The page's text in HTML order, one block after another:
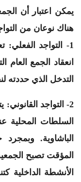
يمكن اعتبار أن
هناك نوعان من
1- التواجد الفعلي:
انعقاد الجمع العام
التدخل الذي حددته
2- التواجد
السلطات المحلية
الباشاوية.
المؤقت تصبح
الأنشطة الداخلية